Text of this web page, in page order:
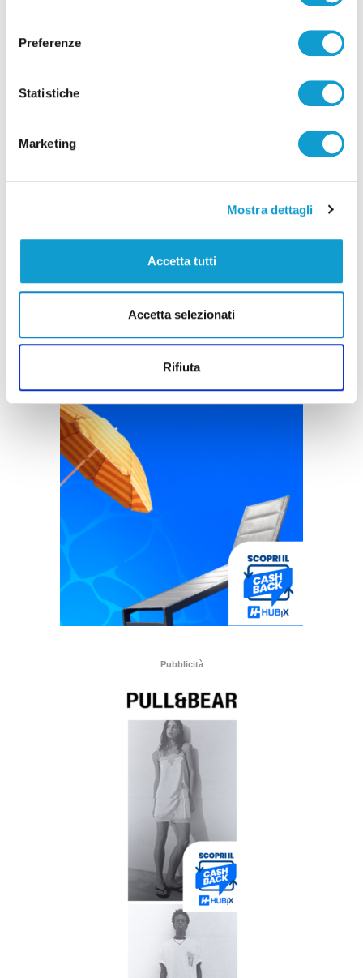
Preferenze
Statistiche
Marketing
Mostra dettagli
Accetta tutti
Accetta selezionati
Rifiuta
Pubblicità